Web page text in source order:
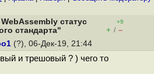
статус
стандарта"
+9
+ / –
(?), 06-Дек-19, 21:44
и трешовый ? ) чего то